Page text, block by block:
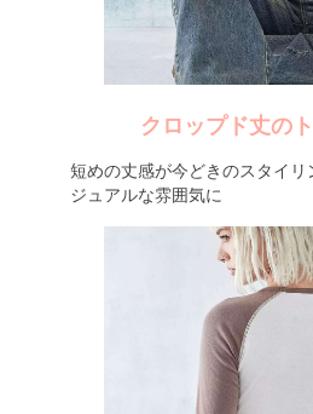
クロップド丈の
短めの丈感が今どきのスタイリ
ジュアルな雰囲気に